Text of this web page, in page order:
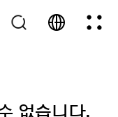
없습니다.